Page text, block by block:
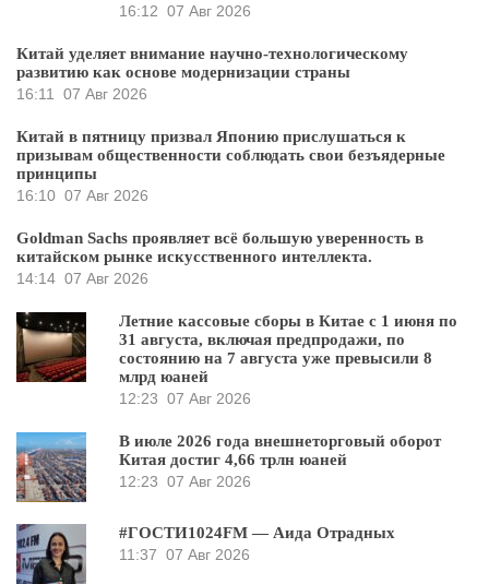
16:12 07 Авг 2026
Китай уделяет внимание научно-технологическому
развитию как основе модернизации страны
16:11
07 Авг 2026
Китай в пятницу призвал Японию прислушаться к
призывам общественности соблюдать свои безъядерные
принципы
16:10 07 Авг 2026
Goldman Sachs проявляет всё большую уверенность в
китайском рынке искусственного интеллекта.
14:14 07 Авг 2026
Летние кассовые сборы в Китае с 1 июня по
31 августа, включая предпродажи, по
состоянию на 7 августа уже превысили 8
млрд юаней
12:23 07 Авг 2026
В июле 2026 года внешнеторговый оборот
Китая достиг 4,66 трлн юаней
12:23 07 Авг 2026
#ГОСТИ1024FM — Аида Отрадных
11:37 07 Авг 2026